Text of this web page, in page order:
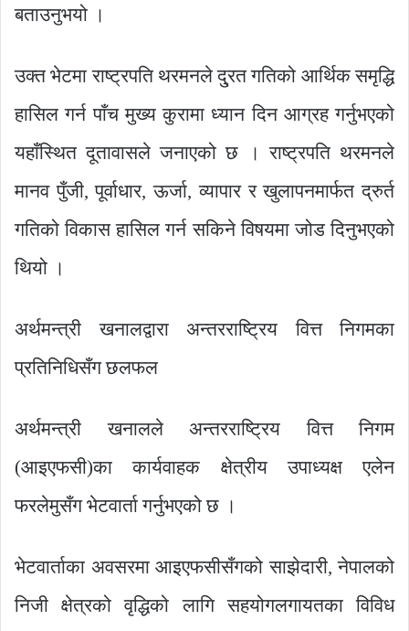
बताउनुभयो ।
उक्त भेटमा राष्ट्रपति थरमनले दु्रत गतिको आर्थिक समृद्धि
हासिल गर्न पाँच मुख्य कुरामा ध्यान दिन आग्रह गर्नुभएको
यहाँस्थित दूतावासले जनाएको छ । राष्ट्रपति थरमनले
मानव पुँजी, पूर्वाधार, ऊर्जा, व्यापार र खुलापनमार्फत द्रुर्त
गतिको विकास हासिल गर्न सकिने विषयमा जोड दिनुभएको
थियो ।
अर्थमन्त्री खनालद्वारा अन्तरराष्ट्रिय वित्त निगमका
प्रतिनिधिसँग छलफल
अर्थमन्त्री खनालले अन्तरराष्ट्रिय वित्त निगम
(आइएफसी)का कार्यवाहक क्षेत्रीय उपाध्यक्ष एलेन
फरलेमुसँग भेटवार्ता गर्नुभएको छ ।
भेटवार्ताका अवसरमा आइएफसीसँगको साझेदारी, नेपालको
निजी क्षेत्रको वृद्धिको लागि सहयोगलगायतका विविध